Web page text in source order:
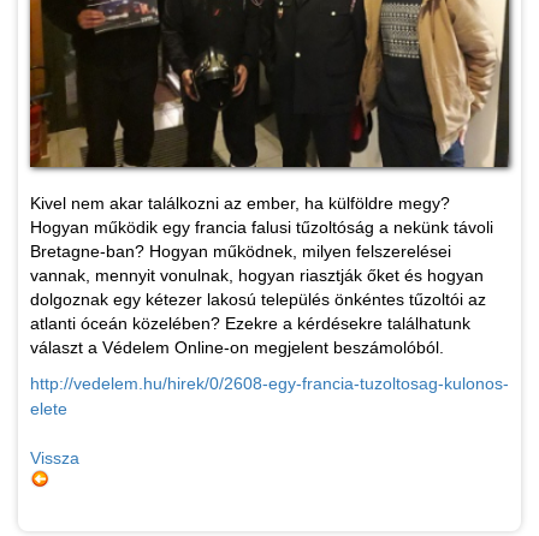
Kivel nem akar találkozni az ember, ha külföldre megy?
Hogyan működik egy francia falusi tűzoltóság a nekünk távoli
Bretagne-ban? Hogyan működnek, milyen felszerelései
vannak, mennyit vonulnak, hogyan riasztják őket és hogyan
dolgoznak egy kétezer lakosú település önkéntes tűzoltói az
atlanti óceán közelében? Ezekre a kérdésekre találhatunk
választ a Védelem Online-on megjelent beszámolóból.
http://vedelem.hu/hirek/0/2608-egy-francia-tuzoltosag-kulonos-
elete
Vissza